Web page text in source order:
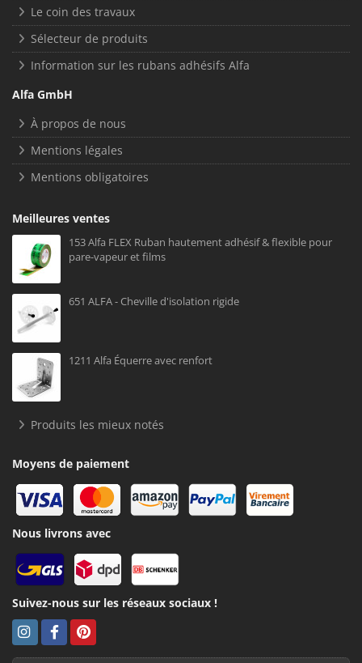
Le coin des travaux
Sélecteur de produits
Information sur les rubans adhésifs Alfa
Alfa GmbH
À propos de nous
Mentions légales
Mentions obligatoires
Meilleures ventes
153 Alfa FLEX Ruban hautement adhésif & flexible pour
pare-vapeur et films
651 ALFA - Cheville d'isolation rigide
1211 Alfa Équerre avec renfort
Produits les mieux notés
Moyens de paiement
Nous livrons avec
Suivez-nous sur les réseaux sociaux !